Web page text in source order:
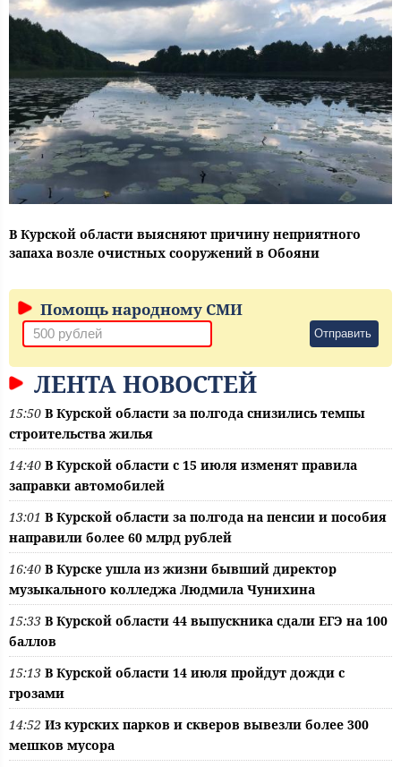
В Курской области выясняют причину неприятного
запаха возле очистных сооружений в Обояни
Помощь народному СМИ
Отправить
ЛЕНТА НОВОСТЕЙ
15:50 В Курской области за полгода снизились темпы
строительства жилья
14:40 В Курской области с 15 июля изменят правила
заправки автомобилей
13:01 В Курской области за полгода на пенсии и пособия
направили более 60 млрд рублей
16:40 В Курске ушла из жизни бывший директор
музыкального колледжа Людмила Чунихина
15:33 В Курской области 44 выпускника сдали ЕГЭ на 100
баллов
15:13 В Курской области 14 июля пройдут дожди с
грозами
14:52 Из курских парков и скверов вывезли более 300
мешков мусора